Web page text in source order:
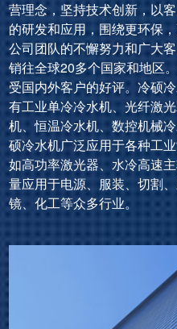
营理念，坚持技术创新，以
的研发和应用，围绕更环保
公司团队的不懈努力和广大
销往全球20多个国家和地区
受国内外客户的好评。冷硕
有工业单冷冷水机、光纤激
机、恒温冷水机、数控机械
硕冷水机广泛应用于各种工
如高功率激光器、水冷高速
量应用于电源、服装、切割
镜、化工等众多行业。